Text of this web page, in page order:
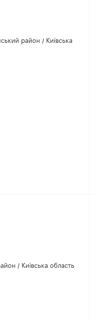
район / Київська
/ Київська область